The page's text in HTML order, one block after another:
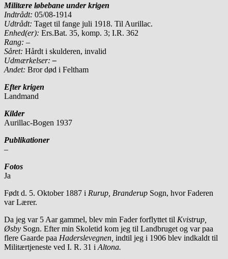
Militære løbebane under krigen
Indtrådt: 05/08-1914
Udtrådt: Taget til fange juli 1918. Til Aurillac.
Enhed(er): Ers.Bat. 35, komp. 3; I.R. 362
Rang: –
Såret: Hårdt i skulderen, invalid
Udmærkelser:–
Andet: Bror død i Feltham
Efter krigen
Landmand
Kilder
Aurillac-Bogen 1937
Publikationer
–
Fotos
Ja
Født d. 5. Oktober 1887 i Rurup, Branderup Sogn, hvor Faderen
var Lærer.
Da jeg var 5 Aar gammel, blev min Fader forflyttet til Kvistrup,
Øsby Sogn. Efter min Skoletid kom jeg til Landbruget og var paa
flere Gaarde paa Haderslevegnen, indtil jeg i 1906 blev indkaldt til
Militærtjeneste ved I. R. 31 i Altona.